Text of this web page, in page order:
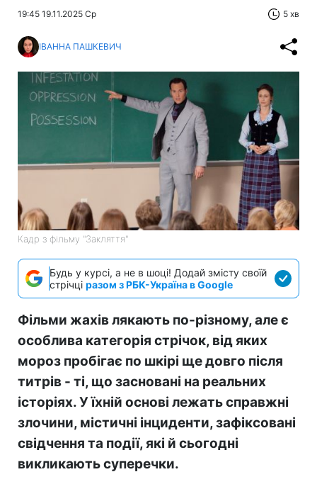
19:45 19.11.2025 Ср 5 хв
ІВАННА ПАШКЕВИЧ
Кадр з фільму "Закляття"
Будь у курсі, а не в шоці! Додай змісту своїй
стрічці разом з РБК-Україна в Google
Фільми жахів лякають по-різному, але є
особлива категорія стрічок, від яких
мороз пробігає по шкірі ще довго після
титрів - ті, що засновані на реальних
історіях. У їхній основі лежать справжні
злочини, містичні інциденти, зафіксовані
свідчення та події, які й сьогодні
викликають суперечки.